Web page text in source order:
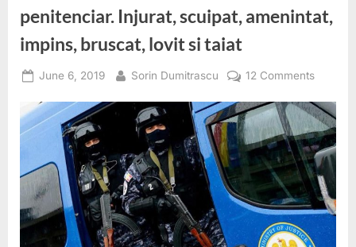
penitenciar. Injurat, scuipat, amenintat,
impins, bruscat, lovit si taiat
Posted
June 6, 2019 By
Sorin Dumitrascu 12 Commentson
anului
in
sistemul
Injurat,
scuipat,
impins,